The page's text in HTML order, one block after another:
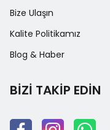
Bize Ulaşın
Kalite Politikamız
Blog & Haber
BİZİ TAKİP EDİN